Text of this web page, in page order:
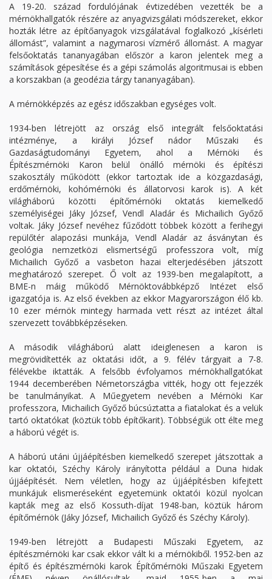
A 19-20. század fordulójának évtizedében vezették be a
mérnökhallgatók részére az anyagvizsgálati módszereket, ekkor
hozták létre az építőanyagok vizsgálatával foglalkozó „kísérleti
állomást”, valamint a nagymarosi vízmérő állomást. A magyar
felsőoktatás tananyagában először a karon jelentek meg a
számítások gépesítése és a gépi számolás algoritmusai is ebben
a korszakban (a geodézia tárgy tananyagában).
A mérnökképzés az egész időszakban egységes volt.
1934-ben létrejött az ország első integrált felsőoktatási
intézménye, a királyi József nádor Műszaki és
Gazdaságtudományi Egyetem, ahol a Mérnöki és
Építészmérnöki Karon belül önálló mérnöki és építészi
szakosztály működött (ekkor tartoztak ide a közgazdasági,
erdőmérnöki, kohómérnöki és állatorvosi karok is). A két
világháború közötti építőmérnöki oktatás kiemelkedő
személyiségei Jáky József, Vendl Aladár és Michailich Győző
voltak. Jáky József nevéhez fűződött többek között a ferihegyi
repülőtér alapozási munkája, Vendl Aladár az ásványtan és
geológia nemzetközi elismertségű professzora volt, míg
Michailich Győző a vasbeton hazai elterjedésében játszott
meghatározó szerepet. Ő volt az 1939-ben megalapított, a
BME-n máig működő Mérnöktovábbképző Intézet első
igazgatója is. Az első években az ekkor Magyarországon élő kb.
10 ezer mérnök mintegy harmada vett részt az intézet által
szervezett továbbképzéseken.
A második világháború alatt ideiglenesen a karon is
megrövidítették az oktatási időt, a 9. félév tárgyait a 7-8.
félévekbe iktatták. A felsőbb évfolyamos mérnökhallgatókat
1944 decemberében Németországba vitték, hogy ott fejezzék
be tanulmányikat. A Műegyetem nevében a Mérnöki Kar
professzora, Michailich Győző búcsúztatta a fiatalokat és a velük
tartó oktatókat (köztük több építőkarit). Többségük ott élte meg
a háború végét is.
A háború utáni újjáépítésben kiemelkedő szerepet játszottak a
kar oktatói, Széchy Károly irányította például a Duna hidak
újjáépítését. Nem véletlen, hogy az újjáépítésben kifejtett
munkájuk elismeréseként egyetemünk oktatói közül nyolcan
kapták meg az első Kossuth-díjat 1948-ban, köztük három
építőmérnök (Jáky József, Michailich Győző és Széchy Károly).
1949-ben létrejött a Budapesti Műszaki Egyetem, az
építészmérnöki kar csak ekkor vált ki a mérnökiből. 1952-ben az
építő és építészmérnöki karok Építőmérnöki Műszaki Egyetem